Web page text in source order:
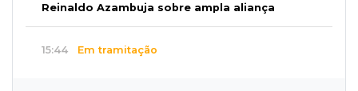
Reinaldo Azambuja sobre ampla aliança
15:44 Em tramitação